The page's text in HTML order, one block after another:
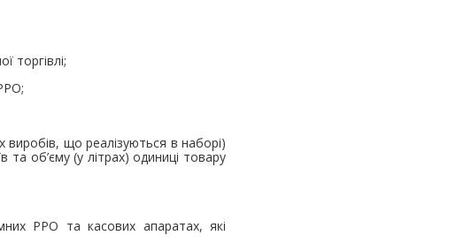
торгівлі;
що реалізуються в наборі)
та об’єму (у літрах) одиниці товару
РРО та касових апаратах, які